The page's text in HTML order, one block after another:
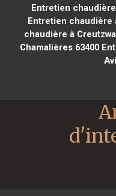
Entretien
Entretien chaudière
chaudière à
Chamalières 63400